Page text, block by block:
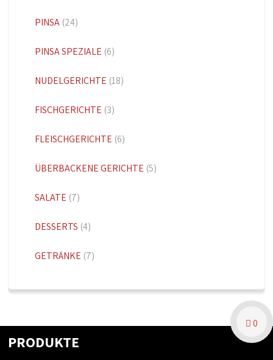
PINSA (24)
PINSA SPEZIALE (6)
NUDELGERICHTE (18)
FISCHGERICHTE (3)
FLEISCHGERICHTE (6)
ÜBERBACKENE GERICHTE (5)
SALATE (7)
DESSERTS (4)
GETRÄNKE (7)
PRODUKTE
0